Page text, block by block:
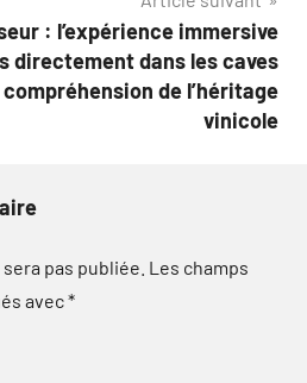
: l’expérience immersive
directement dans les caves
de l’héritage
vinicole
pas publiée. Les champs
avec*